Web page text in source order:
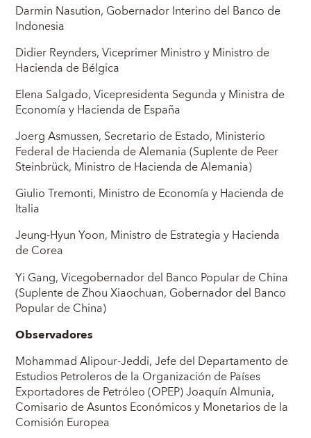
Darmin Nasution, Gobernador Interino del Banco de
Indonesia
Didier Reynders, Viceprimer Ministro y Ministro de
Hacienda de Bélgica
Elena Salgado, Vicepresidenta Segunda y Ministra de
Economía y Hacienda de España
Joerg Asmussen, Secretario de Estado, Ministerio
Federal de Hacienda de Alemania (Suplente de Peer
Steinbrück, Ministro de Hacienda de Alemania)
Giulio Tremonti, Ministro de Economía y Hacienda de
Italia
Jeung-Hyun Yoon, Ministro de Estrategia y Hacienda
de Corea
Yi Gang, Vicegobernador del Banco Popular de China
(Suplente de Zhou Xiaochuan, Gobernador del Banco
Popular de China)
Observadores
Mohammad Alipour-Jeddi, Jefe del Departamento de
Estudios Petroleros de la Organización de Países
Exportadores de Petróleo (OPEP) Joaquín Almunia,
Comisario de Asuntos Económicos y Monetarios de la
Comisión Europea